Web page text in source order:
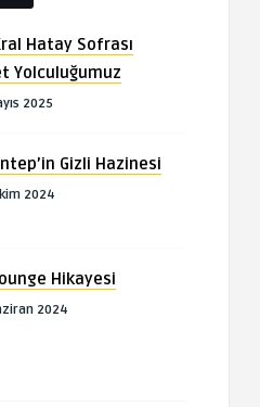
Hatay Sofrası
Yolculuğumuz
2025
Gizli Hazinesi
2024
Hikayesi
2024